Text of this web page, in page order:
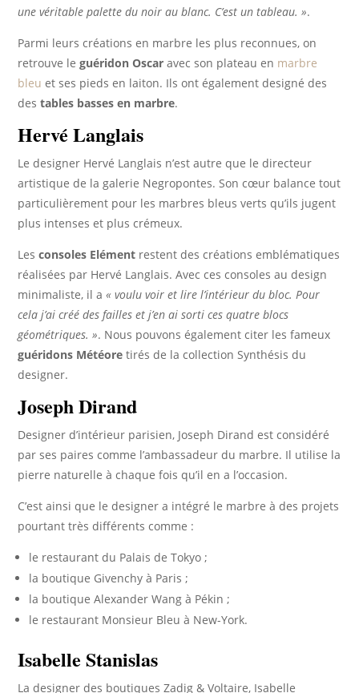
une véritable palette du noir au blanc. C’est un tableau. ».
Parmi leurs créations en marbre les plus reconnues, on
retrouve le guéridon Oscar avec son plateau en marbre
bleu et ses pieds en laiton. Ils ont également designé des
destables basses en marbre.
Hervé Langlais
Le designer Hervé Langlais n’est autre que le directeur
artistique de la galerie Negropontes. Son cœur balance tout
particulièrement pour les marbres bleus verts qu’ils jugent
plus intenses et plus crémeux.
Les consoles Elément restent des créations emblématiques
réalisées par Hervé Langlais. Avec ces consoles au design
minimaliste, il a« voulu voir et lire l’intérieur du bloc. Pour
cela j’ai créé des failles et j’en ai sorti ces quatre blocs
géométriques. ». Nous pouvons également citer les fameux
guéridons Météore tirés de la collection Synthésis du
designer.
Joseph Dirand
Designer d’intérieur parisien, Joseph Dirand est considéré
par ses paires comme l’ambassadeur du marbre. Il utilise la
pierre naturelle à chaque fois qu’il en a l’occasion.
C’est ainsi que le designer a intégré le marbre à des projets
pourtant très différents comme :
le restaurant du Palais de Tokyo ;
la boutique Givenchy à Paris ;
la boutique Alexander Wang à Pékin ;
le restaurant Monsieur Bleu à New-York.
Isabelle Stanislas
La designer des boutiques Zadig & Voltaire, Isabelle